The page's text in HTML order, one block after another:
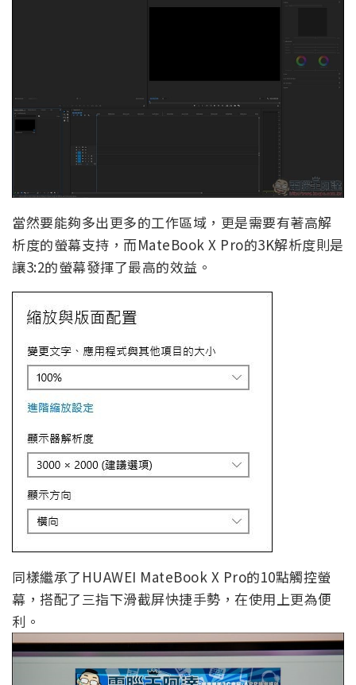
當然要能夠多出更多的工作區域，更是需要有著高解
析度的螢幕支持，而MateBook X Pro的3K解析度則是
讓3:2的螢幕發揮了最高的效益。
同樣繼承了HUAWEI MateBook X Pro的10點觸控螢
幕，搭配了三指下滑截屏快捷手勢，在使用上更為便
利。